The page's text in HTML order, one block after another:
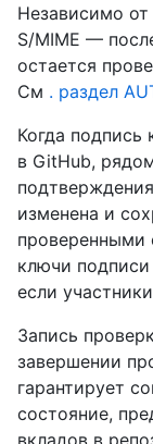
Независимо
S/MIME —
остается
См . раздел
Когда подпись
в GitHub,
изменена и
проверенными
ключи
если
Запись
завершении
гарантирует
состояние,
вкладов в